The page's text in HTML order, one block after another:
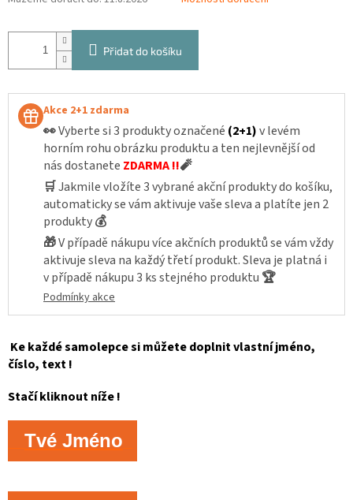
Přidat do košíku
Akce 2+1 zdarma
👀Vyberte si 3 produkty označené (2+1)v levém
horním rohu obrázku produktu a ten nejlevnější od
nás dostanete ZDARMA !!🧨
🛒Jakmile vložíte 3 vybrané akční produkty do košíku,
automaticky se vám aktivuje vaše sleva a platíte jen 2
produkty💰
🎁V případě nákupu více akčních produktů se vám vždy
aktivuje sleva na každý třetí produkt. Sleva je platná i
v případě nákupu 3 ks stejného produktu 🏆
Podmínky akce
Ke každé samolepce si můžete doplnit vlastní jméno,
číslo, text !
Stačí kliknout níže !
Tvé Jméno